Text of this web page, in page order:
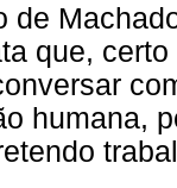
de
que,
humana,